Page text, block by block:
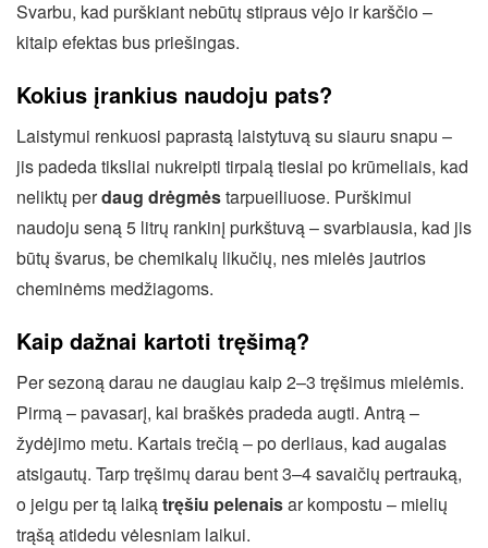
Svarbu, kad purškiant nebūtų stipraus vėjo ir karščio –
kitaip efektas bus priešingas.
Kokius įrankius naudoju pats?
Laistymui renkuosi paprastą laistytuvą su siauru snapu –
jis padeda tiksliai nukreipti tirpalą tiesiai po krūmeliais, kad
neliktų perdaug drėgmėstarpueiliuose. Purškimui
naudoju seną 5 litrų rankinį purkštuvą – svarbiausia, kad jis
būtų švarus, be chemikalų likučių, nes mielės jautrios
cheminėms medžiagoms.
Kaip dažnai kartoti tręšimą?
Per sezoną darau ne daugiau kaip 2–3 tręšimus mielėmis.
Pirmą – pavasarį, kai braškės pradeda augti. Antrą –
žydėjimo metu. Kartais trečią – po derliaus, kad augalas
atsigautų. Tarp tręšimų darau bent 3–4 savaičių pertrauką,
o jeigu per tą laikątręšiu pelenaisar kompostu – mielių
trąšą atidedu vėlesniam laikui.